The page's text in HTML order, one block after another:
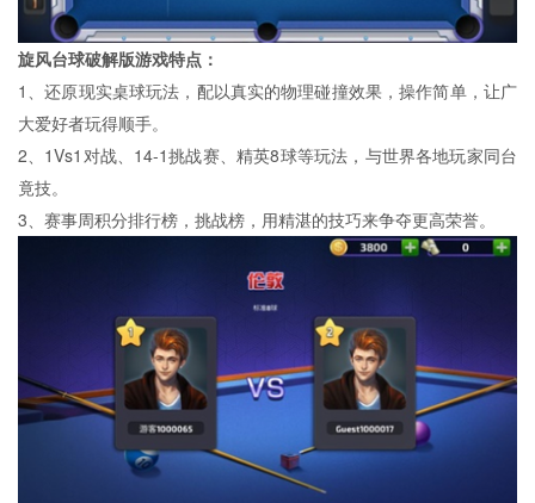
旋风台球破解版游戏特点：
1、还原现实桌球玩法，配以真实的物理碰撞效果，操作简单，让广
大爱好者玩得顺手。
2、1Vs1对战、14-1挑战赛、精英8球等玩法，与世界各地玩家同台
竟技。
3、赛事周积分排行榜，挑战榜，用精湛的技巧来争夺更高荣誉。